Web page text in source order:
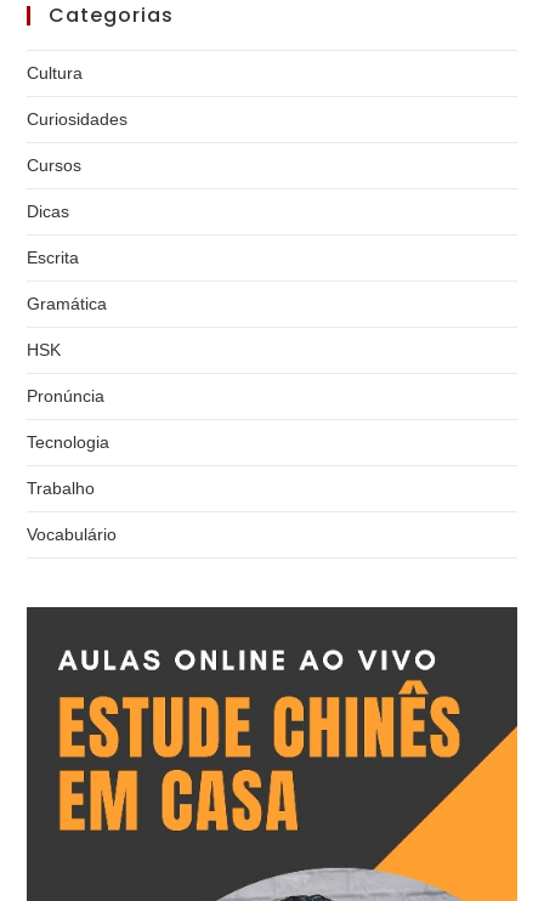
Categorias
Cultura
Curiosidades
Cursos
Dicas
Escrita
Gramática
HSK
Pronúncia
Tecnologia
Trabalho
Vocabulário